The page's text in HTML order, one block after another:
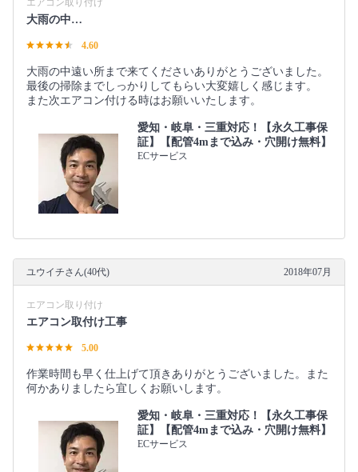
エアコン取り付け
大雨の中…
4.60
大雨の中遠い所まで来てくださいありがとうございました。
最後の掃除までしっかりしてもらい大変嬉しく感じます。
また次エアコン付ける時はお願いいたします。
愛知・岐阜・三重対応！【永久工事保
証】【配管4mまで込み・穴開け無料】
ECサービス
ユウイチさん(40代) 2018年07月
エアコン取り付け
エアコン取付け工事
5.00
作業時間も早く仕上げて頂きありがとうございました。また
何かありましたら宜しくお願いします。
愛知・岐阜・三重対応！【永久工事保
証】【配管4mまで込み・穴開け無料】
ECサービス